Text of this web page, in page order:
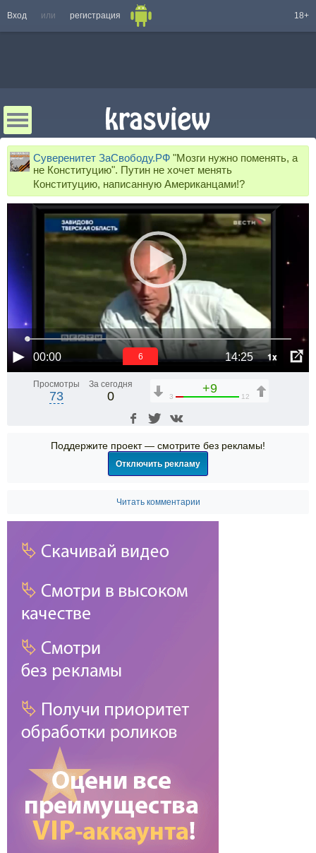
Вход или регистрация 18+
Суверенитет ЗаСвободу.РФ "Мозги нужно поменять, а
не Конституцию". Путин не хочет менять
Конституцию, написанную Американцами!?
00:00 14:25 1x
6
Просмотры
73
За сегодня
0
+9
3 12
Поддержите проект — смотрите без рекламы!
Отключить рекламу
Читать комментарии